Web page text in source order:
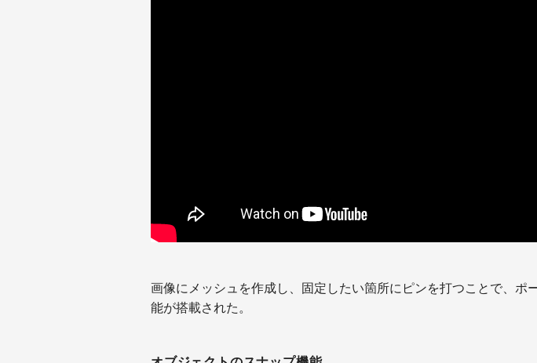
画像にメッシュを作成し、固定したい箇所にピンを打つことで、ポ
能が搭載された。